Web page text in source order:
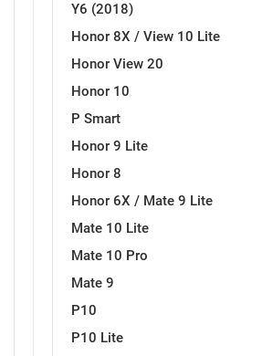
Y6 (2018)
Honor 8X / View 10 Lite
Honor View 20
Honor 10
P Smart
Honor 9 Lite
Honor 8
Honor 6X / Mate 9 Lite
Mate 10 Lite
Mate 10 Pro
Mate 9
P10
P10 Lite